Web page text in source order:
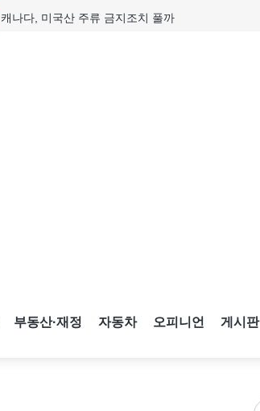
캐나다, 미국산 주류 금지조치 풀까
부동산·재정 자동차 오피니언 게시판